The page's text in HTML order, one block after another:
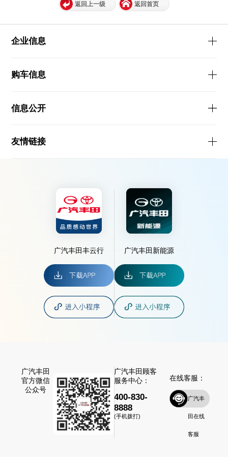
返回上一级 返回首页
企业信息
购车信息
信息公开
友情链接
广汽丰田丰云行 广汽丰田新能源
广汽丰田
官方微信
公众号
广汽丰田顾客
服务中心：
400-830-
8888
(手机拨打)
在线客服：
广汽丰
田在线
客服